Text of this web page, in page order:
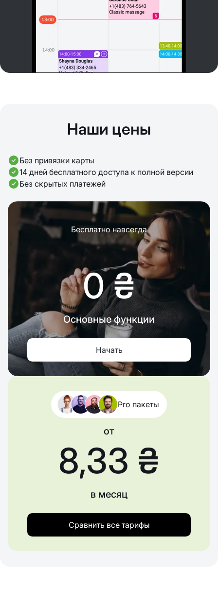
Наши цены
Без привязки карты
14 дней бесплатного доступа к полной версии
Без скрытых платежей
Бесплатно навсегда
0 ₴
Основные функции
Начать
Pro пакеты
от
8,33 ₴
в месяц
Сравнить все тарифы